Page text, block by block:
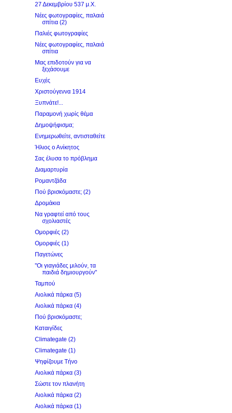
27 Δεκεμβρίου 537 μ.Χ.
Νέες φωτογραφίες, παλαιά
σπίτια (2)
Παλιές φωτογραφίες
Νέες φωτογραφίες, παλαιά
σπίτια
Μας επιδοτούν για να
ξεχάσουμε
Ευχές
Χριστούγεννα 1914
Ξυπνάτε!...
Παραμονή χωρίς θέμα
Δημοψήφισμα;
Ενημερωθείτε, αντισταθείτε
Ήλιος ο Ανίκητος
Σας έλυσα το πρόβλημα
Διαμαρτυρία
Ρομαντζάδα
Πού βρισκόμαστε; (2)
Δρομάκια
Να γραφτεί από τους
σχολιαστές
Ομορφιές (2)
Ομορφιές (1)
Παγετώνες
"Οι γιαγιάδες μιλούν, τα
παιδιά δημιουργούν"
Ταμπού
Αιολικά πάρκα (5)
Αιολικά πάρκα (4)
Πού βρισκόμαστε;
Καταιγίδες
Climategate (2)
Climategate (1)
Ψηφίζουμε Τήνο
Αιολικά πάρκα (3)
Σώστε τον πλανήτη
Αιολικά πάρκα (2)
Αιολικά πάρκα (1)